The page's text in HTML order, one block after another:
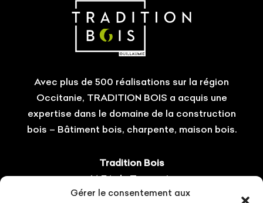
Gérer le consentement aux
Avec plus de 500 réalisations sur la région
Occitanie, TRADITION BOIS a acquis une
expertise dans le domaine de la construction
bois – Bâtiment bois, charpente, maison bois.
Tradition Bois
14 ZA du Tourneris
31470 Bonrepos-sur-Aussonnelle